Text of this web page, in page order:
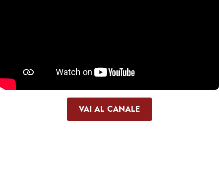
VAI AL CANALE